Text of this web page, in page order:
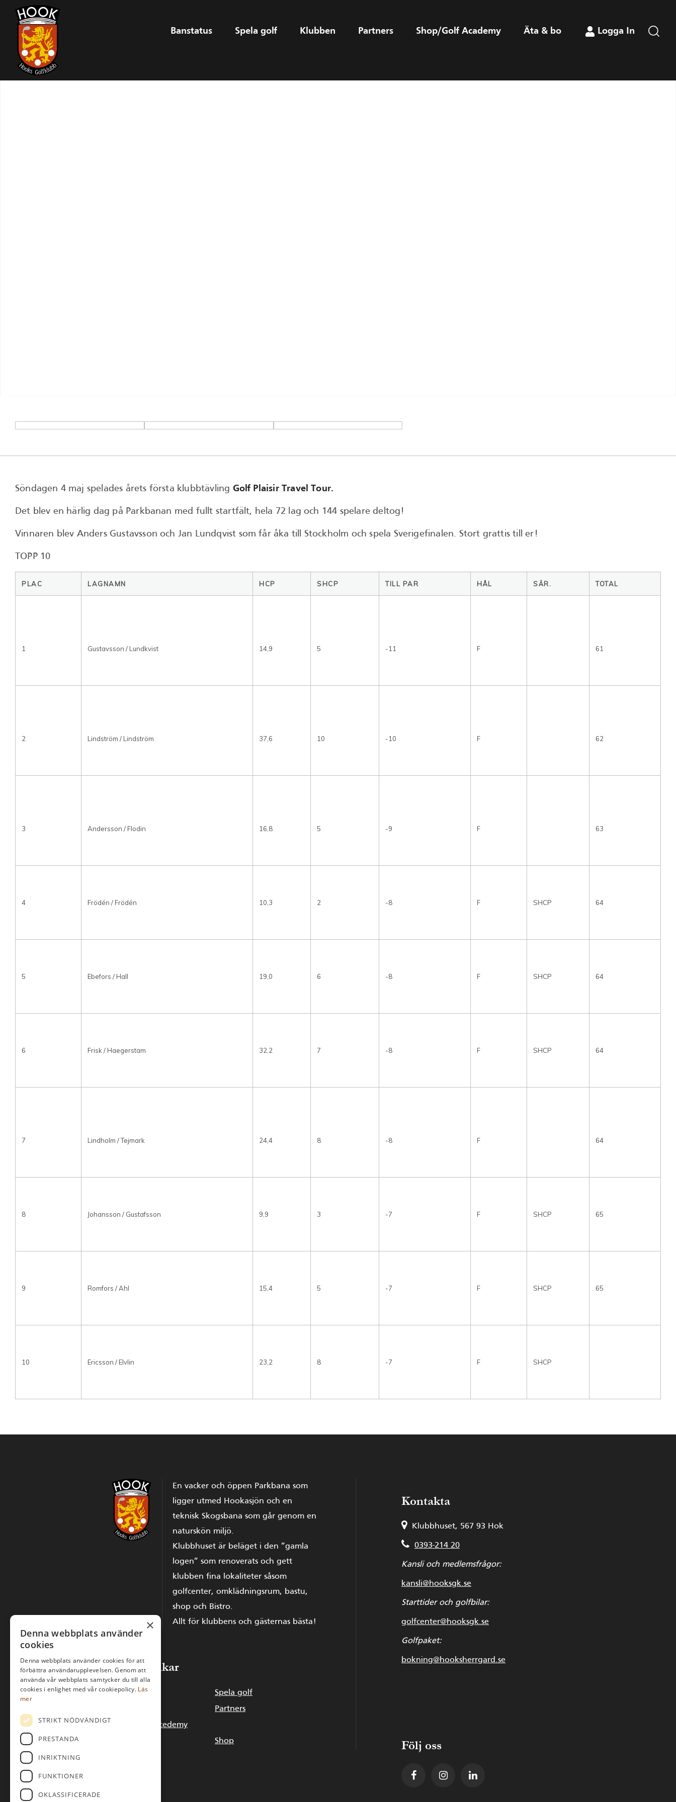
Banstatus Spela golf Klubben Partners Shop/Golf Academy Äta & bo Logga In
Söndagen 4 maj spelades årets första klubbtävling Golf Plaisir Travel Tour.
Det blev en härlig dag på Parkbanan med fullt startfält, hela 72 lag och 144 spelare deltog!
Vinnaren blev Anders Gustavsson och Jan Lundqvist som får åka till Stockholm och spela Sverigefinalen. Stort grattis till er!
TOPP 10
PLAC LAGNAMN HCP SHCP TILL PAR HÅL SÄR. TOTAL
1 Gustavsson / Lundkvist 14,9 5 -11 F 61
2 Lindström / Lindström 37,6 10 -10 F 62
3 Andersson / Flodin 16,8 5 -9 F 63
4 Frödén / Frödén 10,3 2 -8 F SHCP 64
5 Ebefors / Hall 19,0 6 -8 F SHCP 64
6 Frisk / Haegerstam 32,2 7 -8 F SHCP 64
7 Lindholm / Tejmark 24,4 8 -8 F 64
8 Johansson / Gustafsson 9,9 3 -7 F SHCP 65
9 Romfors / Ahl 15,4 5 -7 F SHCP 65
10 Ericsson / Elvlin 23,2 8 -7 F SHCP
En vacker och öppen Parkbana som
ligger utmed Hookasjön och en
teknisk Skogsbana som går genom en
naturskön miljö.
Klubbhuset är beläget i den ”gamla
logen” som renoverats och gett
klubben fina lokaliteter såsom
golfcenter, omklädningsrum, bastu,
shop och Bistro.
Allt för klubbens och gästernas bästa!
Snabblänkar
Banstatus
Spela golf
Partners
Shop/Golf Acedemy
Shop
Kontakta
Klubbhuset, 567 93 Hok
0393-214 20
Kansli och medlemsfrågor:
kansli@hooksgk.se
Starttider och golfbilar:
golfcenter@hooksgk.se
Golfpaket:
bokning@hooksherrgard.se
Följ oss
×
Denna webbplats använder
cookies
Denna webbplats använder cookies för att
förbättra användarupplevelsen. Genom att
använda vår webbplats samtycker du till alla
cookies i enlighet med vår cookiepolicy. Läs
mer
STRIKT NÖDVÄNDIGT
PRESTANDA
INRIKTNING
FUNKTIONER
OKLASSIFICERADE